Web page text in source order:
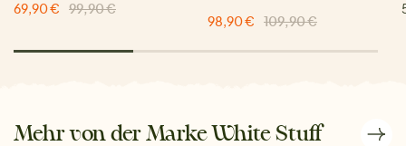
69,90 € 99,90 €
98,90 €
109,90 €
Mehr von der Marke White Stuff